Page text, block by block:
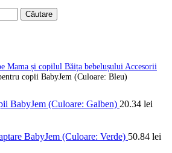
Căutare
Mama și copilul Băița bebelușului Accesorii
copii BabyJem (Culoare: Bleu)
BabyJem (Culoare: Galben) 20.34 lei
BabyJem (Culoare: Verde) 50.84 lei